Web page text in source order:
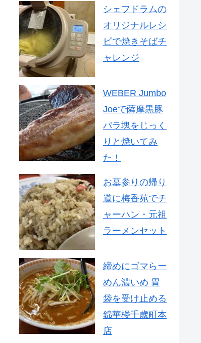
シェフドラムの
オリジナルレシ
ピで焼きそばチ
ャレンジ
WEBER Jumbo
Joeで薩摩黒豚
バラ塊をじっく
りと焼いてみ
た！
お墓参りの帰り
道に梅香苑でチ
ャーハン・元祖
ラーメンセット
締めにゴマらー
めん濃いめ 胃
袋を受け止める
錦華楼千歳町本
店